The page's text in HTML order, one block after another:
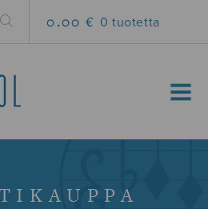
0.00 € 0 tuotetta
MENU